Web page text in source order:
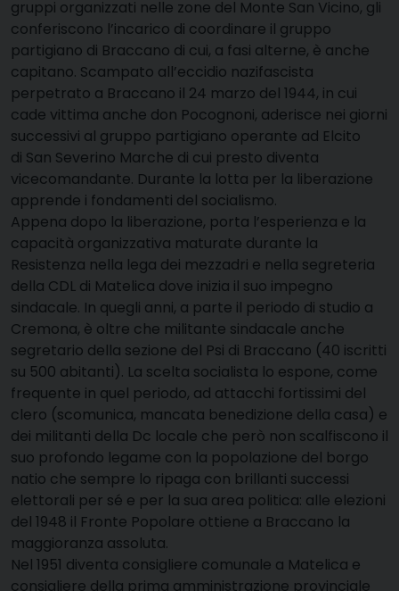
gruppi organizzati nelle zone del Monte San Vicino, gli
conferiscono l’incarico di coordinare il gruppo
partigiano di Braccano di cui, a fasi alterne, è anche
capitano. Scampato all’eccidio nazifascista
perpetrato a Braccano il 24 marzo del 1944, in cui
cade vittima anche don Pocognoni, aderisce nei giorni
successivi al gruppo partigiano operante ad Elcito
di San Severino Marche di cui presto diventa
vicecomandante. Durante la lotta per la liberazione
apprende i fondamenti del socialismo.
Appena dopo la liberazione, porta l’esperienza e la
capacità organizzativa maturate durante la
Resistenza nella lega dei mezzadri e nella segreteria
della CDL di Matelica dove inizia il suo impegno
sindacale. In quegli anni, a parte il periodo di studio a
Cremona, è oltre che militante sindacale anche
segretario della sezione del Psi di Braccano (40 iscritti
su 500 abitanti). La scelta socialista lo espone, come
frequente in quel periodo, ad attacchi fortissimi del
clero (scomunica, mancata benedizione della casa) e
dei militanti della Dc locale che però non scalfiscono il
suo profondo legame con la popolazione del borgo
natio che sempre lo ripaga con brillanti successi
elettorali per sé e per la sua area politica: alle elezioni
del 1948 il Fronte Popolare ottiene a Braccano la
maggioranza assoluta.
Nel 1951 diventa consigliere comunale a Matelica e
consigliere della prima amministrazione provinciale